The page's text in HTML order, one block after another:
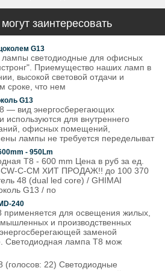
заинтересовать
G13
лампы светодиодные для офисных
Приемущество наших ламп в
высокой световой отдачи и
сроке, что нем
G13
— вид энергосберегающих
для внутреннего
офисных помещений,
лампы не требуется переделыват
- 950Lm
Т8 - 600 mm Цена в руб за ед.
СW-C-CM ХИТ ПРОДАЖ!! до 100 370
48 (dual led core) / GHIMAI
G13 / по
240
для освещения жилых,
и производственных
заменой
Светодиодная лампа Т8 мож
22) Светодиодные